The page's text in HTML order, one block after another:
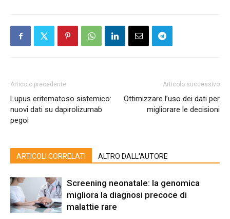
Articolo precedente
Lupus eritematoso sistemico:
nuovi dati su dapirolizumab
pegol
Articolo successivo
Ottimizzare l’uso dei dati per
migliorare le decisioni
ARTICOLI CORRELATI ALTRO DALL'AUTORE
Screening neonatale: la genomica
migliora la diagnosi precoce di
malattie rare